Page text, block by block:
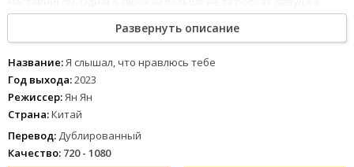
которую он знал. У неё появились свои амбиции и зона
ответственности. Теперь бывшим супругам приходится работать
бок о бок, каждый день спасая человеческие жизни.
1 234 5 6 7 8
Развернуть описание
Название:Я слышал, что нравлюсь тебе
Год выхода:2023
Режиссер:Ян Ян
Страна:Китай
Перевод: Дублированный
Качество: 720 - 1080